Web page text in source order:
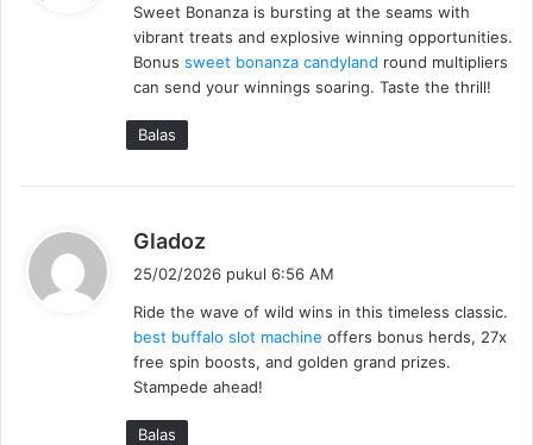
k
a
t
a
Sweet Bonanza is bursting at the seams with
vibrant treats and explosive winning opportunities.
Bonus sweet bonanza candyland round multipliers
can send your winnings soaring. Taste the thrill!
Balas
Gladoz
k
a
t
a
25/02/2026 pukul 6:56 AM
Ride the wave of wild wins in this timeless classic.
best buffalo slot machine offers bonus herds, 27x
free spin boosts, and golden grand prizes.
Stampede ahead!
Balas